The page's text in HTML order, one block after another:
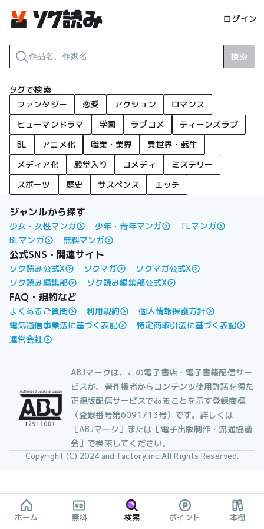
ログイン
検索
タグで検索
ファンタジー
恋愛 アクション
ロマンス
ヒューマンドラマ
学園 ラブコメ
ティーンズラブ
BL
アニメ化 職業・業界
異世界・転生
メディア化
殿堂入り コメディ
ミステリー
スポーツ
歴史 サスペンス エッチ
ジャンルから探す
少女・女性マンガ 少年・青年マンガ
TLマンガ
BLマンガ
無料マンガ
公式SNS・関連サイト
ソク読み公式X ソクマガ
ソクマガ公式X
ソク読み編集部
ソク読み編集部公式X
FAQ・規約など
よくあるご質問 利用規約
個人情報保護方針
電気通信事業法に基づく表記
特定商取引法に基づく表記
運営会社
ABJマークは、この電子書店・電子書籍配信サー
ビスが、著作権者からコンテンツ使用許諾を得た
正規版配信サービスであることを示す登録商標
（登録番号第6091713号）です。詳しくは
［ABJマーク］または［電子出版制作・流通協議
会］で検索してください。
Copyright (C) 2024 and factory,inc All Rights Reserved.
ホーム 無料 検索 ポイント 本棚